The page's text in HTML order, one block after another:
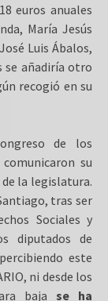
euros anuales
María Jesús
Luis Ábalos,
se añadiría otro
recogió en su
de los
su
la legislatura.
tras ser
Sociales y
diputados de
este
ni desde los
bajase ha